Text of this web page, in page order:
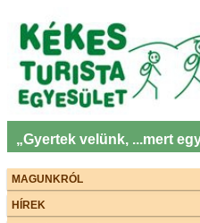
„Gyertek velünk, ...mert
MAGUNKRÓL
HÍREK